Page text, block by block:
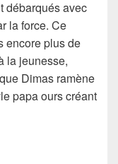
débarqués avec
la force. Ce
encore plus de
la jeunesse,
Dimas ramène
papa ours créant